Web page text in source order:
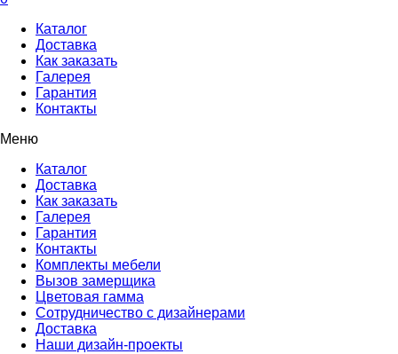
Каталог
Доставка
Как заказать
Галерея
Гарантия
Контакты
Меню
Каталог
Доставка
Как заказать
Галерея
Гарантия
Контакты
Комплекты мебели
Вызов замерщика
Цветовая гамма
Сотрудничество с дизайнерами
Доставка
Наши дизайн-проекты